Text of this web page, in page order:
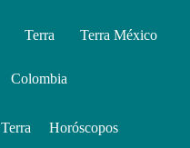
Terra
Colombia
Terra México
Terra Horóscopos